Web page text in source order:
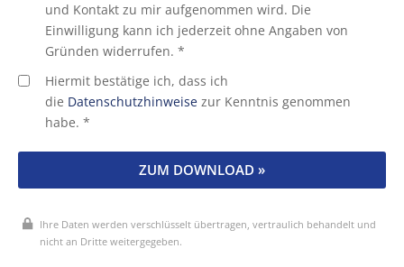
und Kontakt zu mir aufgenommen wird. Die
Einwilligung kann ich jederzeit ohne Angaben von
Gründen widerrufen. *
Hiermit bestätige ich, dass ich
die Datenschutzhinweise zur Kenntnis genommen
habe. *
ZUM DOWNLOAD »
Ihre Daten werden verschlüsselt übertragen, vertraulich behandelt und
nicht an Dritte weitergegeben.